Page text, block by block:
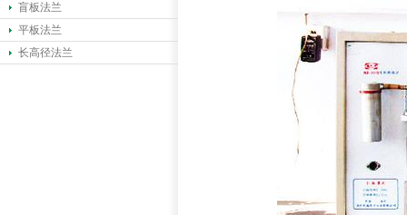
盲板法兰
平板法兰
长高径法兰